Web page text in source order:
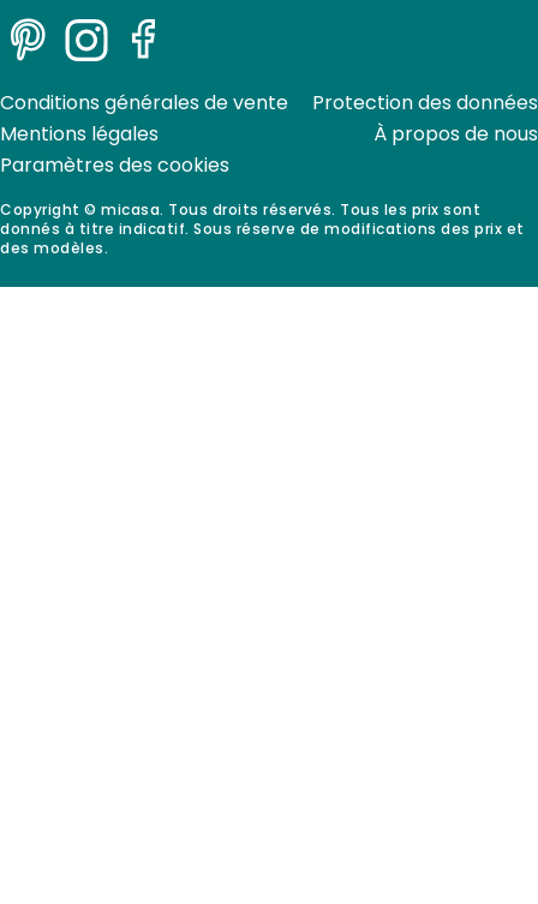
PinterestInstagramFacebook
Copyright © micasa. Tous droits réservés. Tous les prix sont
donnés à titre indicatif. Sous réserve de modifications des prix et
des modèles.
Conditions générales de vente
Protection des données
Mentions légales
À propos de nous
Paramètres des cookies